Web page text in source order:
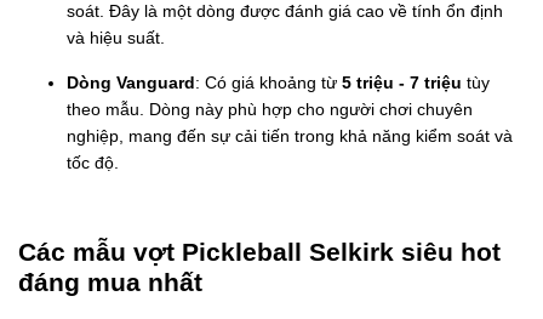
soát. Đây là một dòng được đánh giá cao về tính ổn định
và hiệu suất.
Dòng Vanguard: Có giá khoảng từ 5 triệu - 7 triệu tùy
theo mẫu. Dòng này phù hợp cho người chơi chuyên
nghiệp, mang đến sự cải tiến trong khả năng kiểm soát và
tốc độ.
Các mẫu vợt Pickleball Selkirk siêu hot
đáng mua nhất